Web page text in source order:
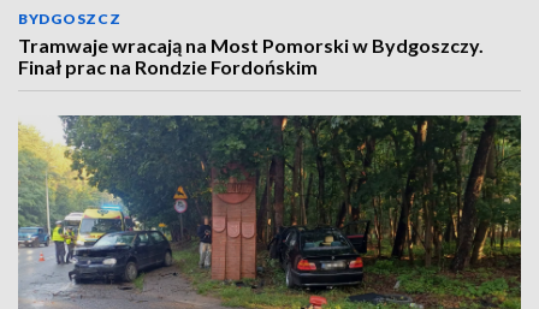
BYDGOSZCZ
Tramwaje wracają na Most Pomorski w Bydgoszczy.
Finał prac na Rondzie Fordońskim